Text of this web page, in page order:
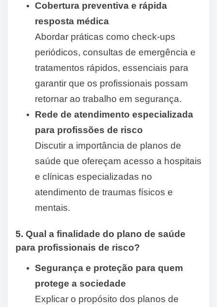
Cobertura preventiva e rápida
resposta médica
Abordar práticas como check-ups
periódicos, consultas de emergência e
tratamentos rápidos, essenciais para
garantir que os profissionais possam
retornar ao trabalho em segurança.
Rede de atendimento especializada
para profissões de risco
Discutir a importância de planos de
saúde que ofereçam acesso a hospitais
e clínicas especializadas no
atendimento de traumas físicos e
mentais.
5. Qual a finalidade do plano de saúde
para profissionais de risco?
Segurança e proteção para quem
protege a sociedade
Explicar o propósito dos planos de